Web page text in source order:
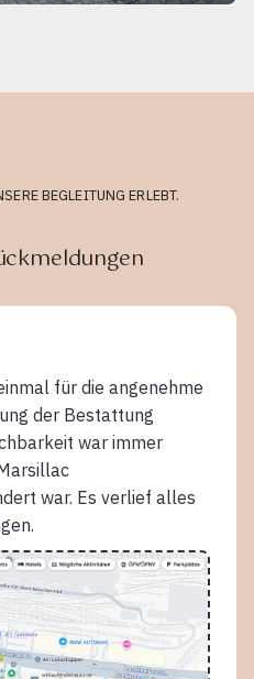
BEGLEITUNG ERLEBT.
für die angenehme
der Bestattung
war immer
war. Es verlief alles